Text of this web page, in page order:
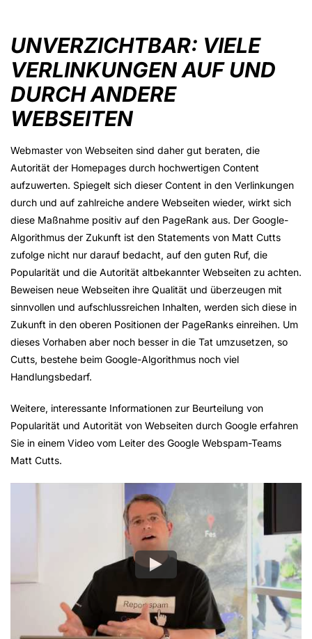
UNVERZICHTBAR: VIELE
VERLINKUNGEN AUF UND
DURCH ANDERE
WEBSEITEN
Webmaster von Webseiten sind daher gut beraten, die
Autorität der Homepages durch hochwertigen Content
aufzuwerten. Spiegelt sich dieser Content in den Verlinkungen
durch und auf zahlreiche andere Webseiten wieder, wirkt sich
diese Maßnahme positiv auf den PageRank aus. Der Google-
Algorithmus der Zukunft ist den Statements von Matt Cutts
zufolge nicht nur darauf bedacht, auf den guten Ruf, die
Popularität und die Autorität altbekannter Webseiten zu achten.
Beweisen neue Webseiten ihre Qualität und überzeugen mit
sinnvollen und aufschlussreichen Inhalten, werden sich diese in
Zukunft in den oberen Positionen der PageRanks einreihen. Um
dieses Vorhaben aber noch besser in die Tat umzusetzen, so
Cutts, bestehe beim Google-Algorithmus noch viel
Handlungsbedarf.
Weitere, interessante Informationen zur Beurteilung von
Popularität und Autorität von Webseiten durch Google erfahren
Sie in einem Video vom Leiter des Google Webspam-Teams
Matt Cutts.